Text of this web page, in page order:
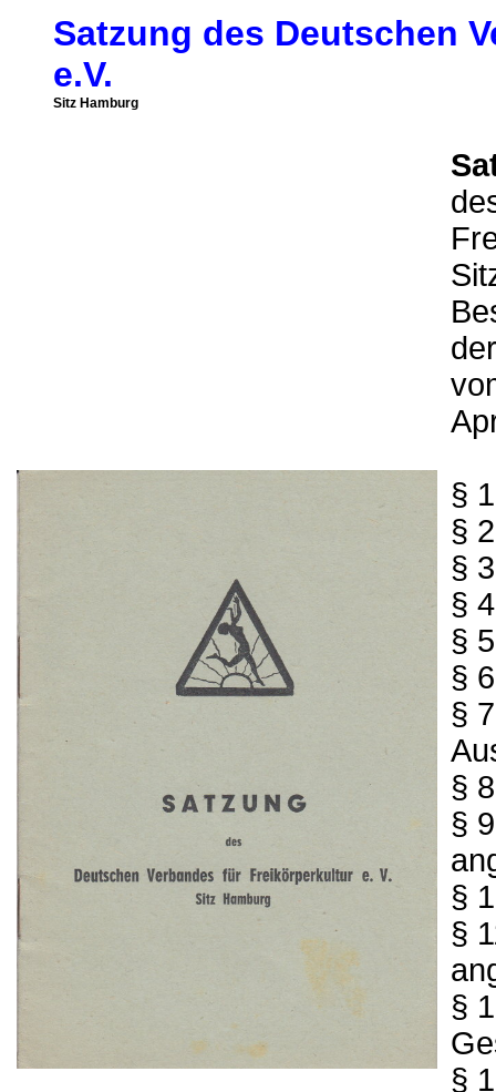
Satzung des Deutschen
e.V.
Sitz Hamburg
§
§
§
§
§
§
§
§
§
§
§
§
§